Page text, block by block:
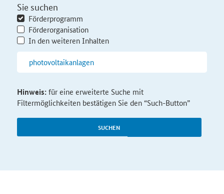
Sie suchen
Förderprogramm
Förderorganisation
In den weiteren Inhalten
SUCHEN
Hinweis:für eine erweiterte Suche mit
Filtermöglichkeiten bestätigen Sie den “Such-Button”